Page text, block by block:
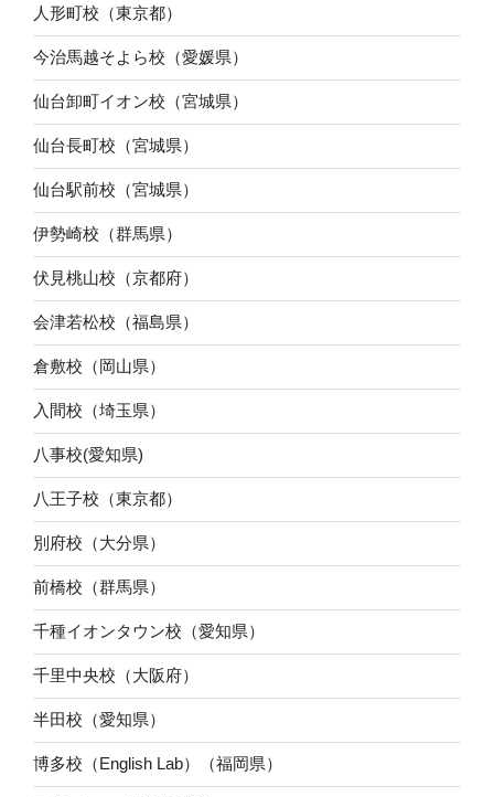
人形町校（東京都）
今治馬越そよら校（愛媛県）
仙台卸町イオン校（宮城県）
仙台長町校（宮城県）
仙台駅前校（宮城県）
伊勢崎校（群馬県）
伏見桃山校（京都府）
会津若松校（福島県）
倉敷校（岡山県）
入間校（埼玉県）
八事校(愛知県)
八王子校（東京都）
別府校（大分県）
前橋校（群馬県）
千種イオンタウン校（愛知県）
千里中央校（大阪府）
半田校（愛知県）
博多校（English Lab）（福岡県）